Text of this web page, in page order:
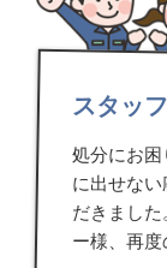
スタッ
処分にお
に出せな
だきまし
ー様、再度